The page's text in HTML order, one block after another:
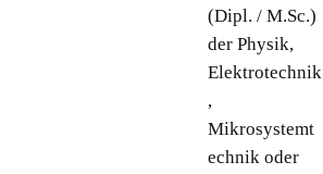
(Dipl. / M.Sc.)
der Physik,
Elektrotechnik
,
Mikrosystemt
echnik oder